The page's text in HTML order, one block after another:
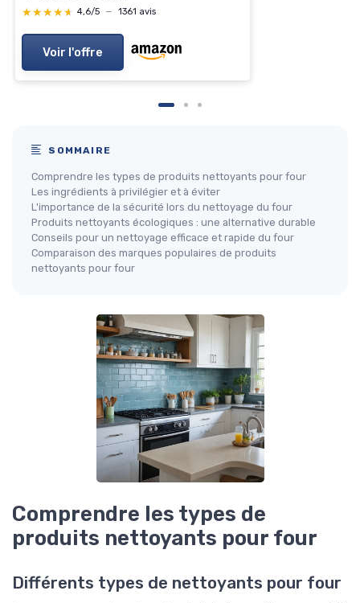
★★★★★
★★★★★ 4,6/5 — 1361 avis
Voir l'offre
SOMMAIRE
Comprendre les types de produits nettoyants pour four
Les ingrédients à privilégier et à éviter
L'importance de la sécurité lors du nettoyage du four
Produits nettoyants écologiques : une alternative durable
Conseils pour un nettoyage efficace et rapide du four
Comparaison des marques populaires de produits
nettoyants pour four
Comprendre les types de
produits nettoyants pour four
Différents types de nettoyants pour four